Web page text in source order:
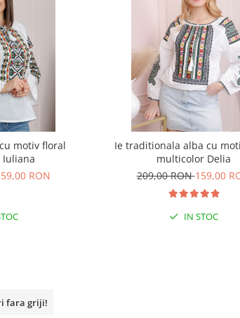
motiv floral
RON
Ie traditionala alba cu
multicolor Delia
209,00 RON159,00
IN STOC
fara griji!